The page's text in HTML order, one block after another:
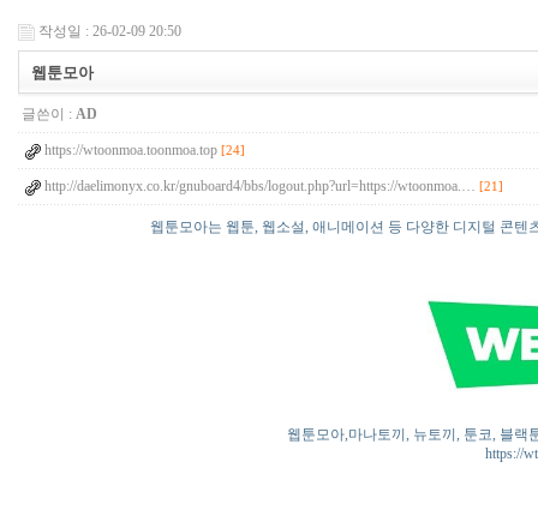
작성일 : 26-02-09 20:50
웹툰모아
글쓴이 : AD
https://wtoonmoa.toonmoa.top [24]
http://daelimonyx.co.kr/gnuboard4/bbs/logout.php?url=https://wtoonmoa.… [21]
웹툰모아는 웹툰, 웹소설, 애니메이션 등 다양한 디지털 콘
웹툰모아,마나토끼, 뉴토끼, 툰코, 블랙
https://